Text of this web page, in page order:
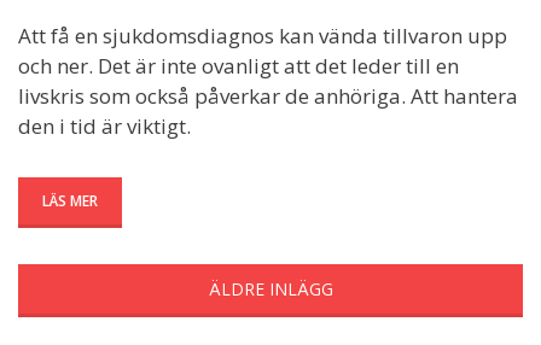
Att få en sjukdomsdiagnos kan vända tillvaron upp
och ner. Det är inte ovanligt att det leder till en
livskris som också påverkar de anhöriga. Att hantera
den i tid är viktigt.
LÄS MER
ÄLDRE INLÄGG